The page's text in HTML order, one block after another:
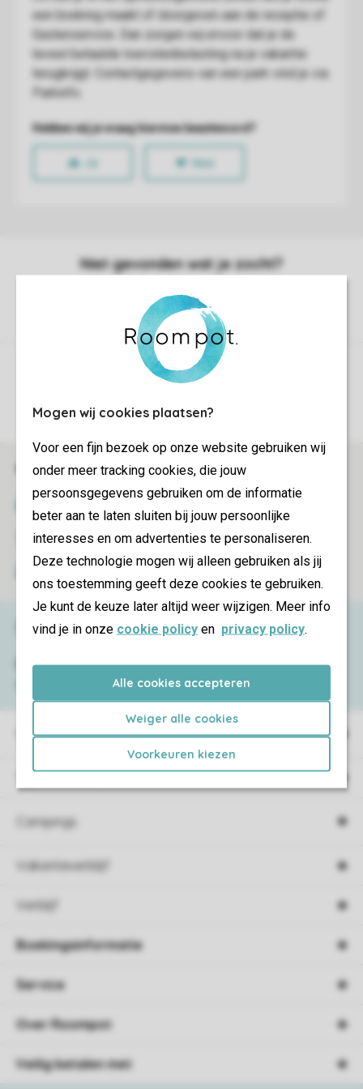
Mogen wij cookies plaatsen?
Voor een fijn bezoek op onze website gebruiken wij
onder meer tracking cookies, die jouw
persoonsgegevens gebruiken om de informatie
beter aan te laten sluiten bij jouw persoonlijke
interesses en om advertenties te personaliseren.
Deze technologie mogen wij alleen gebruiken als jij
ons toestemming geeft deze cookies te gebruiken.
Je kunt de keuze later altijd weer wijzigen. Meer info
vind je in onze cookie policy en privacy policy.
Alle cookies accepteren
Weiger alle cookies
Voorkeuren kiezen
Controle over jouw gegevens & privacy
Instellingen wijzigen
Veilig en snel online boeken
SSL certificaat
Veilige gegevensoverdracht
Veilige betaling
Vakantieparken
Campings
Vakantieverblijf
Verblijf
Service & contact
Bekijk deveelgestelde vragenof neem
contact op met hetContact Center.
Boekingsinformatie
Service
Over Roompot
Veilig betalen met